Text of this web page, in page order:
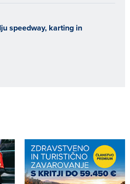
speedway, karting in